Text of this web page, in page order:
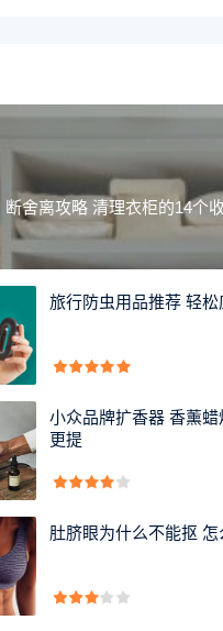
断舍离攻略 清理衣柜的14个
旅行防虫用品推荐 轻
小众品牌扩香器 香薰
更提
肚脐眼为什么不能抠 怎